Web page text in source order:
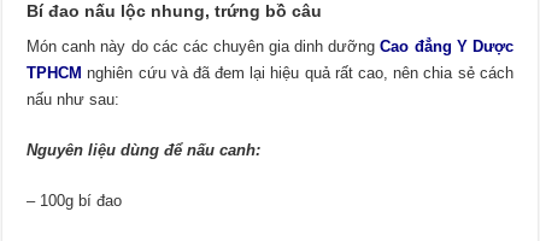
Bí đao nấu lộc nhung, trứng bồ câu
Món canh này do các các chuyên gia dinh dưỡngCao đẳng Y Dược
TPHCM nghiên cứu và đã đem lại hiệu quả rất cao, nên chia sẻ cách
nấu như sau:
Nguyên liệu dùng để nấu canh:
– 100g bí đao